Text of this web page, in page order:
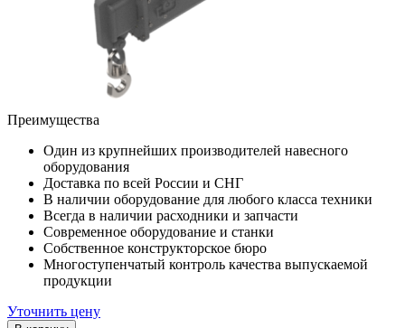
Преимущества
Один из крупнейших производителей навесного
оборудования
Доставка по всей России и СНГ
В наличии оборудование для любого класса техники
Всегда в наличии расходники и запчасти
Современное оборудование и станки
Собственное конструкторское бюро
Многоступенчатый контроль качества выпускаемой
продукции
Уточнить цену